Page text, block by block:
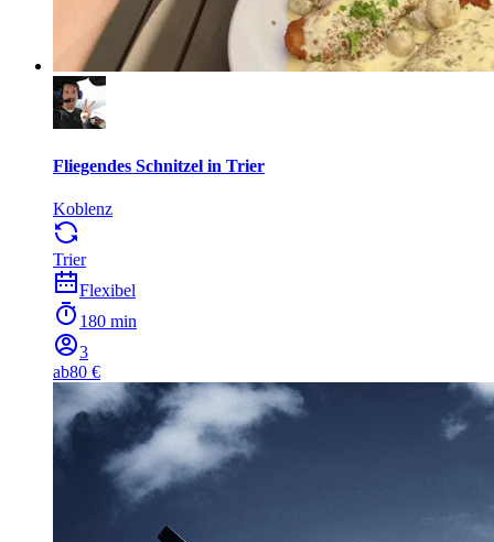
Fliegendes Schnitzel in Trier
Koblenz
Trier
Flexibel
180 min
3
ab80 €